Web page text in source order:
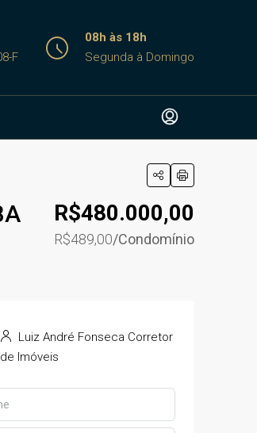
F
08h às 18h
Segunda à Domingo
R$480.000,00
R$489,00/Condomínio
Luiz André Fonseca Corretor
de Imóveis